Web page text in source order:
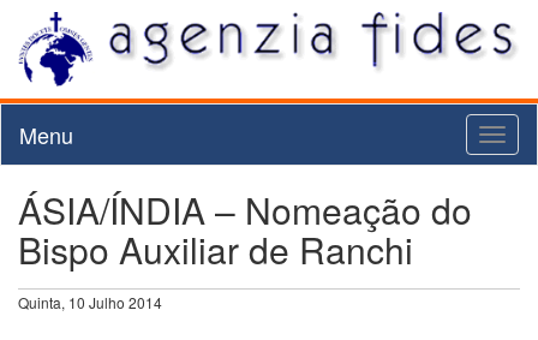
Menu
ÁSIA/ÍNDIA – Nomeação do
Bispo Auxiliar de Ranchi
Quinta, 10 Julho 2014